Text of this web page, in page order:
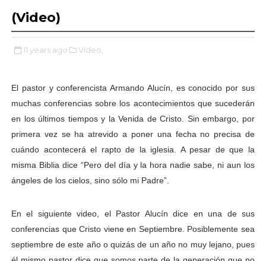
(Video)
11 years ago Video,
El pastor y conferencista Armando Alucín, es conocido por sus
muchas conferencias sobre los acontecimientos que sucederán
en los últimos tiempos y la Venida de Cristo. Sin embargo, por
primera vez se ha atrevido a poner una fecha no precisa de
cuándo acontecerá el rapto de la iglesia. A pesar de que la
misma Biblia dice “Pero del día y la hora nadie sabe, ni aun los
ángeles de los cielos, sino sólo mi Padre”.
En el siguiente video, el Pastor Alucín dice en una de sus
conferencias que Cristo viene en Septiembre. Posiblemente sea
septiembre de este año o quizás de un año no muy lejano, pues